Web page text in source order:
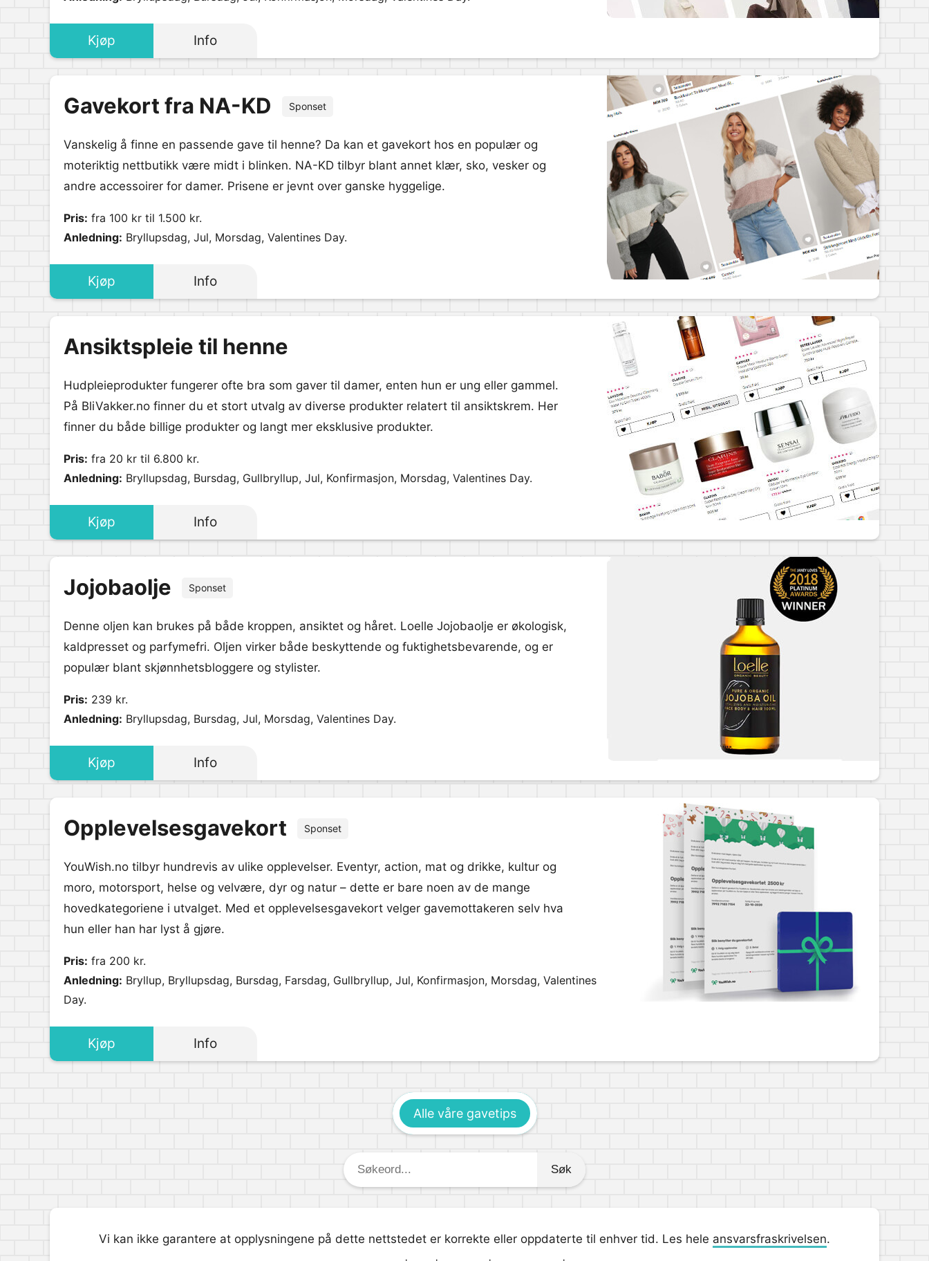
Info
Kjøp
Gavekort fra NA-KD Sponset
Vanskelig å finne en passende gave til henne? Da kan et gavekort hos en populær og
moteriktig nettbutikk være midt i blinken. NA-KD tilbyr blant annet klær, sko, vesker og
andre accessoirer for damer. Prisene er jevnt over ganske hyggelige.
Pris: fra 100 kr til 1.500 kr.
Anledning: Bryllupsdag, Jul, Morsdag, Valentines Day.
Info
Kjøp
Ansiktspleie til henne
Hudpleieprodukter fungerer ofte bra som gaver til damer, enten hun er ung eller gammel.
På BliVakker.no finner du et stort utvalg av diverse produkter relatert til ansiktskrem. Her
finner du både billige produkter og langt mer eksklusive produkter.
Pris: fra 20 kr til 6.800 kr.
Anledning: Bryllupsdag, Bursdag, Gullbryllup, Jul, Konfirmasjon, Morsdag, Valentines Day.
Info
Kjøp
Jojobaolje Sponset
Denne oljen kan brukes på både kroppen, ansiktet og håret. Loelle Jojobaolje er økologisk,
kaldpresset og parfymefri. Oljen virker både beskyttende og fuktighetsbevarende, og er
populær blant skjønnhetsbloggere og stylister.
Pris: 239 kr.
Anledning: Bryllupsdag, Bursdag, Jul, Morsdag, Valentines Day.
Info
Kjøp
Opplevelsesgavekort Sponset
YouWish.no tilbyr hundrevis av ulike opplevelser. Eventyr, action, mat og drikke, kultur og
moro, motorsport, helse og velvære, dyr og natur – dette er bare noen av de mange
hovedkategoriene i utvalget. Med et opplevelsesgavekort velger gavemottakeren selv hva
hun eller han har lyst å gjøre.
Pris: fra 200 kr.
Anledning: Bryllup, Bryllupsdag, Bursdag, Farsdag, Gullbryllup, Jul, Konfirmasjon, Morsdag, Valentines
Day.
Info
Kjøp
Alle våre gavetips
Søkeord:
Vi kan ikke garantere at opplysningene på dette nettstedet er korrekte eller oppdaterte til enhver tid. Les hele ansvarsfraskrivelsen.